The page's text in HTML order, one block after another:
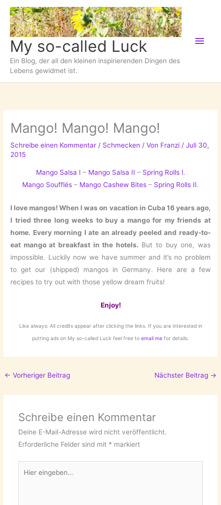
Zum
Inhalt
springen
My so-called Luck
Ein Blog, der all den kleinen inspirierenden Dingen des
Lebens gewidmet ist.
Mango! Mango! Mango!
Schreibe einen Kommentar / Schmecken / Von Franzi/Juli 30,
2015
Mango Salsa I – Mango Salsa II – Spring Rolls I.
Mango Soufflés – Mango Cashew Bites – Spring Rolls II.
I love mangos! When I was on vacation in Cuba 16 years ago,
I tried three long weeks to buy a mango for my friends at
home. Every morning I ate an already peeled and ready-to-
eat mango at breakfast in the hotels. But to buy one, was
impossible. Luckily now we have summer and it’s no problem
to get our (shipped) mangos in Germany. Here are a few
recipes to try out with those yellow dream fruits!
Enjoy!
Like always: All credits appear after clicking the links. If you are interested in
putting ads on My so-called Luck feel free to email me for details.
← Vorheriger Beitrag Nächster Beitrag →
Schreibe einen Kommentar
Deine E-Mail-Adresse wird nicht veröffentlicht.
Erforderliche Felder sind mit * markiert
eingeben…